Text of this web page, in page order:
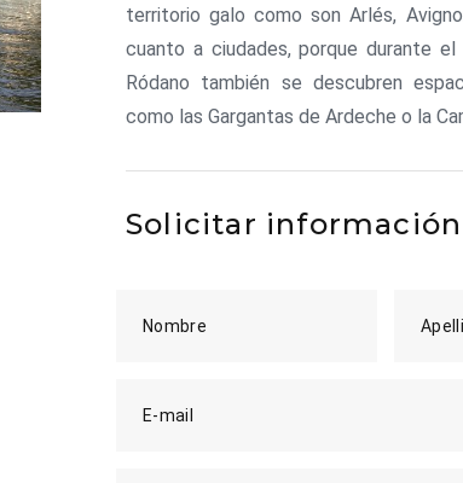
territorio galo como son Arlés,
cuanto a ciudades, porque durante
Ródano también se descubren
como las Gargantas de Ardeche o la
Solicitar información
Nombre
E-mail